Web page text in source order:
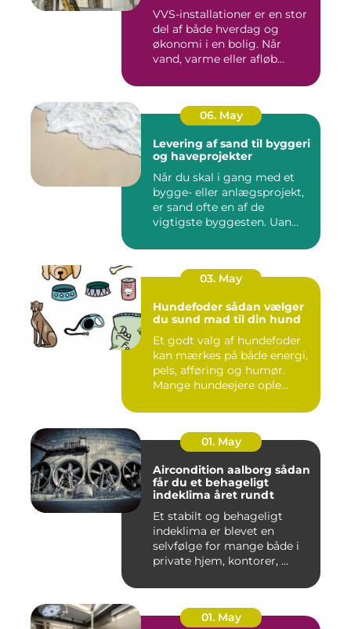
VVS-installationer er en stor
del af både hverdag og
økonomi i en bolig. Når
vand, varme eller afløb...
06. May
Levering af sand til byggeri
og haveprojekter
Når du skal i gang med et
bygge- eller anlægsprojekt,
er sand ofte en af de
vigtigste byggesten. Uan...
03. May
Hundefoder sådan vælger
du sund mad til din hund
Et godt valg af hundefoder
kan mærkes på både energi,
pels, afføring og humør.
Mange hundeejere ople...
01. May
Aircondition aalborg sådan
får du et behageligt
indeklima året rundt
Et stabilt og behageligt
indeklima er blevet en
selvfølge for mange både i
private hjem, kontorer, ...
01. May